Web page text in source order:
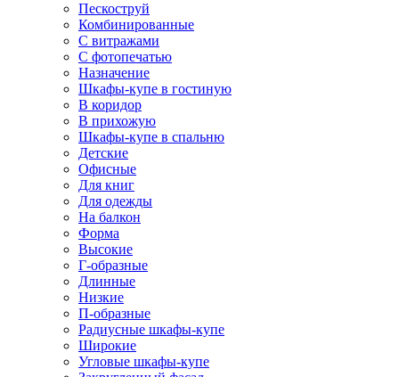
Пескоструй
Комбинированные
С витражами
С фотопечатью
Назначение
Шкафы-купе в гостиную
В коридор
В прихожую
Шкафы-купе в спальню
Детские
Офисные
Для книг
Для одежды
На балкон
Форма
Высокие
Г-образные
Длинные
Низкие
П-образные
Радиусные шкафы-купе
Широкие
Угловые шкафы-купе